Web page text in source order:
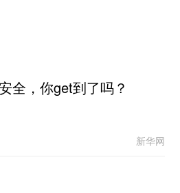
全，你get到了吗？
新华网